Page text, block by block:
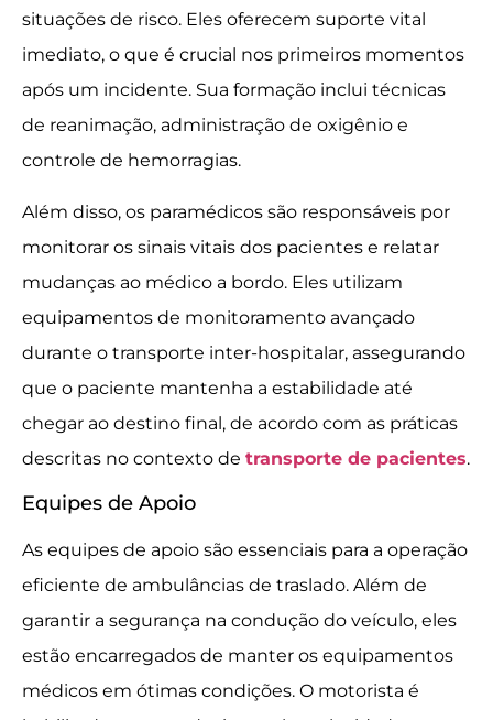
situações de risco. Eles oferecem suporte vital
imediato, o que é crucial nos primeiros momentos
após um incidente. Sua formação inclui técnicas
de reanimação, administração de oxigênio e
controle de hemorragias.
Além disso, os paramédicos são responsáveis por
monitorar os sinais vitais dos pacientes e relatar
mudanças ao médico a bordo. Eles utilizam
equipamentos de monitoramento avançado
durante o transporte inter-hospitalar, assegurando
que o paciente mantenha a estabilidade até
chegar ao destino final, de acordo com as práticas
descritas no contexto de transporte de pacientes.
Equipes de Apoio
As equipes de apoio são essenciais para a operação
eficiente de ambulâncias de traslado. Além de
garantir a segurança na condução do veículo, eles
estão encarregados de manter os equipamentos
médicos em ótimas condições. O motorista é